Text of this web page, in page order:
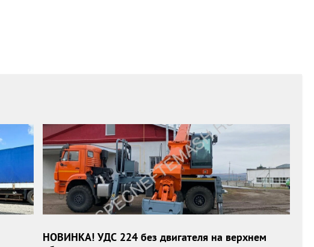
НОВИНКА! УДС 224 без двигателя на верхнем
оборудовании.